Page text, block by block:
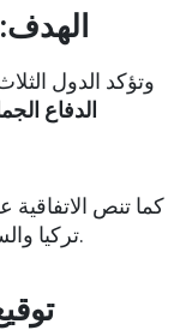
وتؤكد الدول
الدفاع
كما تنص
تركيا والسعودية وباكستان خلال المرحلة المقبلة.